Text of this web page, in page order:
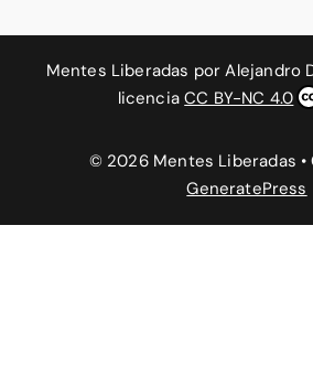
Mentes Liberadas porAlejandro
licenciaCC BY-NC 4.0
© 2026 Mentes Liberadas
GeneratePress